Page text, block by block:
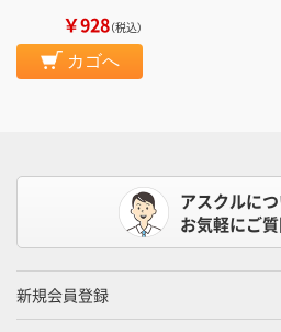
￥928（税込）
カゴへ
アスクルに
お気軽にご質
新規会員登録